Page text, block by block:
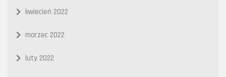
kwiecień 2022
marzec 2022
luty 2022